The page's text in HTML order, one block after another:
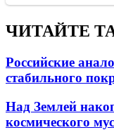
ЧИТАЙТЕ
Российские
стабильного
Над Землей
космического